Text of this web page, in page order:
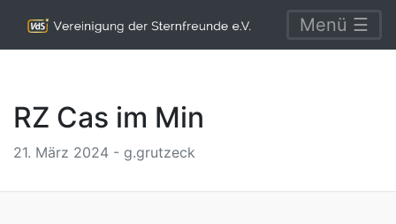
Menü ☰
RZ Cas im Min
21. März 2024 - g.grutzeck